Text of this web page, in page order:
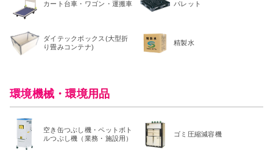
カート台車・ワゴン・運搬車 パレット
ダイテックボックス(大型折
り畳みコンテナ)
精製水
環境機械・環境用品
空き缶つぶし機・ペットボト
ルつぶし機（業務・施設用）
ゴミ圧縮減容機